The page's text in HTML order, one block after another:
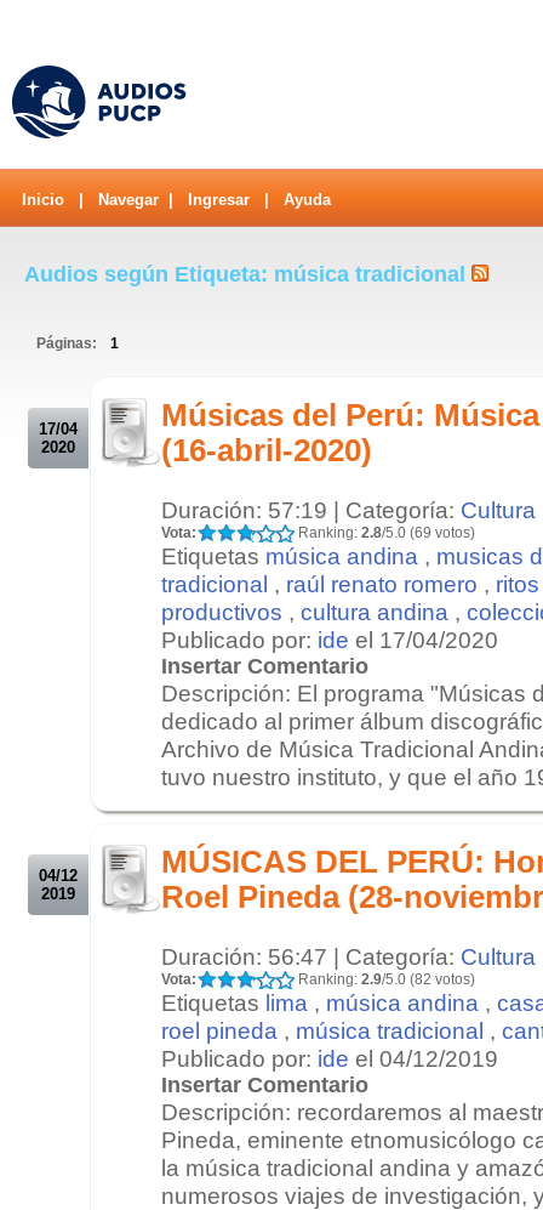
Inicio Navegar Ingresar Ayuda
Audios según Etiqueta: música tradicional
Páginas: 1
17/04
2020
Músicas del Perú:
(16-abril-2020)
Duración: 57:19 | Categoría: Cultura
Vota: Ranking: 2.8/5.0 (69 votos)
Etiquetas música andina , musicas
tradicional , raúl renato romero ,
productivos , cultura andina ,
Publicado por: ide el 17/04/2020
Insertar Comentario
Descripción: El programa "Músicas
dedicado al primer álbum
Archivo de Música Tradicional
tuvo nuestro instituto, y que el año
04/12
2019
MÚSICAS DEL PERÚ:
Roel Pineda (28-
Duración: 56:47 | Categoría: Cultura
Vota: Ranking: 2.9/5.0 (82 votos)
Etiquetas lima , música andina ,
roel pineda , música tradicional ,
Publicado por: ide el 04/12/2019
Insertar Comentario
Descripción: recordaremos al
Pineda, eminente etnomusicólogo
la música tradicional andina y
numerosos viajes de investigación,